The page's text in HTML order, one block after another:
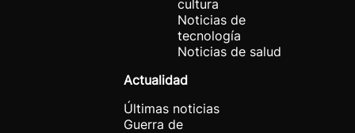
cultura
Noticias de
tecnología
Noticias de salud
Actualidad
Últimas noticias
Guerra de